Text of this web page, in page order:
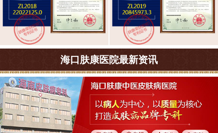
海口肤康医院最新资讯